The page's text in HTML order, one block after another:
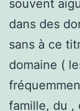
souvent
dans des
sans à ce
domaine (
famille, du ,